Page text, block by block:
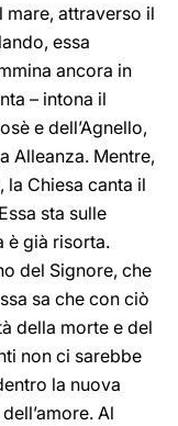
mare, attraverso il
essa
ancora in
– intona il
e dell’Agnello,
Alleanza. Mentre,
Chiesa canta il
sta sulle
è già risorta.
del Signore, che
sa che con ciò
della morte e del
non ci sarebbe
la nuova
Al